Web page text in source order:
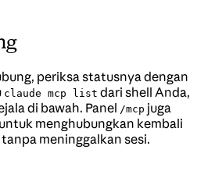
periksa statusnya dengan
claude mcp list dari shell Anda,
di bawah. Panel /mcp juga
menghubungkan kembali
meninggalkan sesi.